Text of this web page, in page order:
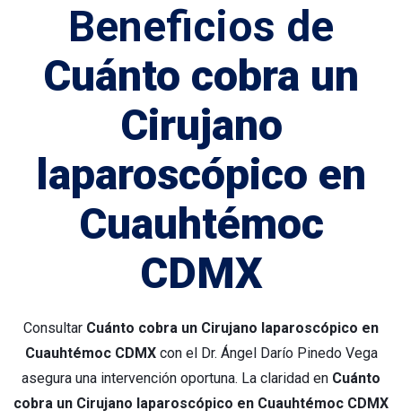
Beneficios de
Cuánto cobra un
Cirujano
laparoscópico en
Cuauhtémoc
CDMX
Consultar Cuánto cobra un Cirujano laparoscópico en
Cuauhtémoc CDMXcon el Dr. Ángel Darío Pinedo Vega
asegura una intervención oportuna. La claridad en Cuánto
cobra un Cirujano laparoscópico en Cuauhtémoc CDMX